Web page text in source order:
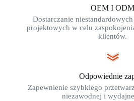
OEM I ODM
Dostarczanie
projektowych w celu
klientów.
Odpowiednie
Zapewnienie szybkiego
niezawodnej i